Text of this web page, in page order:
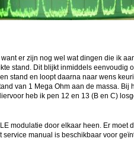
want er zijn nog wel wat dingen die ik
stand. Dit blijkt inmiddels eenvoudig
stand en loopt daarna naar wens
van 1 Mega Ohm aan de massa. Bij
heb ik pen 12 en 13 (B en C)
modulatie door elkaar heen. Er moet
manual is beschikbaar voor